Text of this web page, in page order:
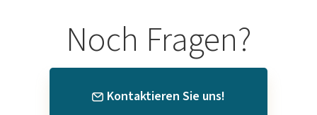
Noch Fragen?
Kontaktieren Sie uns!